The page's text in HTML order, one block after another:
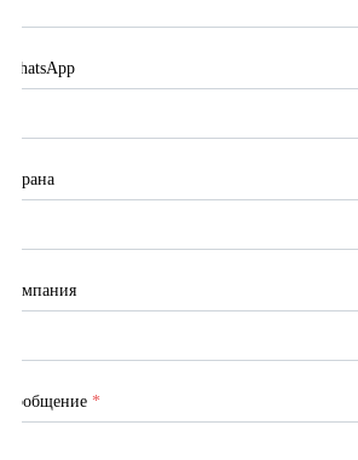
WhatsApp
Страна
Компания
Сообщение *